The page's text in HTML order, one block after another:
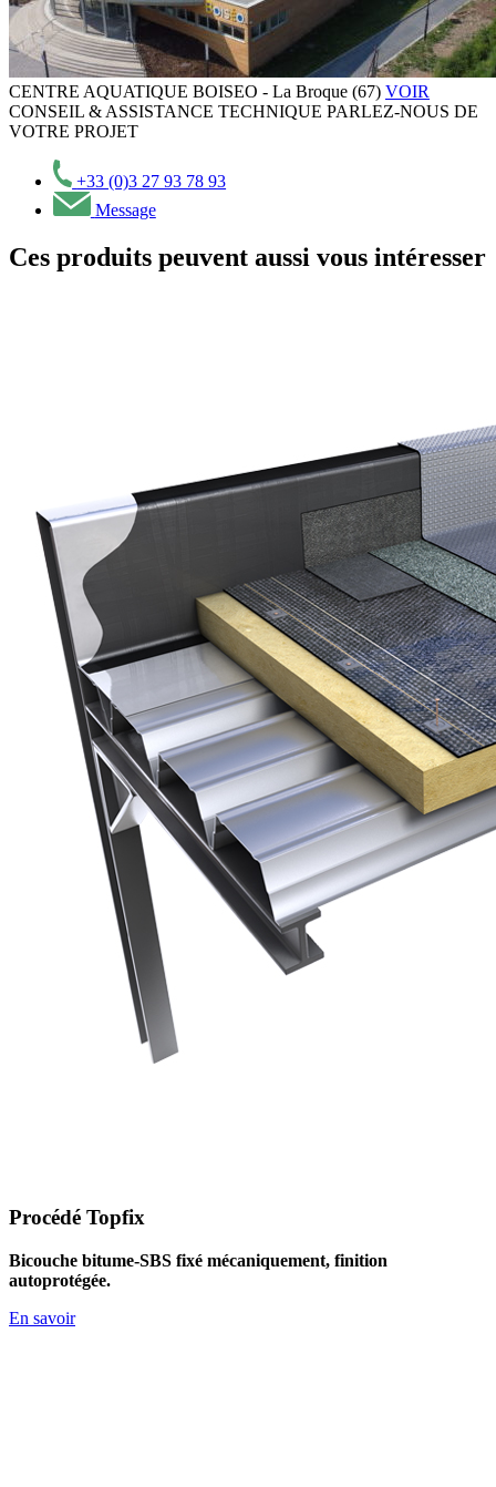
CENTRE AQUATIQUE BOISEO - La Broque (67) VOIR
CONSEIL & ASSISTANCE TECHNIQUE PARLEZ-NOUS DE
VOTRE PROJET
+33 (0)3 27 93 78 93
Message
Ces produits peuvent aussi vous intéresser
Procédé Topfix
Bicouche bitume-SBS fixé mécaniquement, finition
autoprotégée.
En savoir